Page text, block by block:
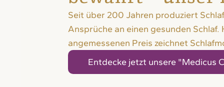
Seit über 200 Jahren produziert
Ansprüche an einen gesunden
angemessenen Preis zeichnet
Entdecke jetzt unsere "Medicus